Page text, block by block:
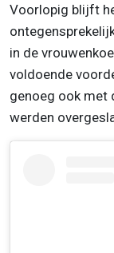
Voorlopig blijft
in de
voldoende
genoeg ook met
werden